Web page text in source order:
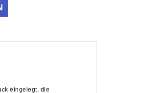
eingelegt, die